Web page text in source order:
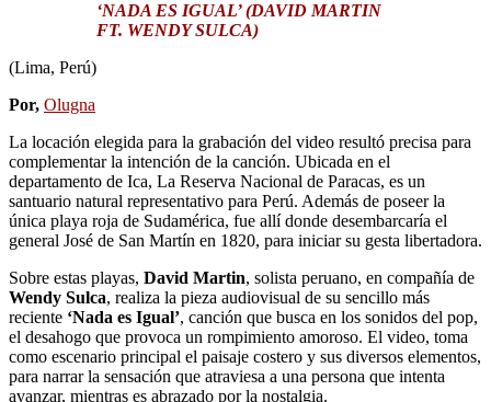
‘NADA ES IGUAL’ (DAVID MARTIN
FT. WENDY SULCA)
(Lima, Perú)
Por, Olugna
La locación elegida para la grabación del video resultó precisa para
complementar la intención de la canción. Ubicada en el
departamento de Ica, La Reserva Nacional de Paracas, es un
santuario natural representativo para Perú. Además de poseer la
única playa roja de Sudamérica, fue allí donde desembarcaría el
general José de San Martín en 1820, para iniciar su gesta libertadora.
Sobre estas playas, David Martin, solista peruano, en compañía de
Wendy Sulca, realiza la pieza audiovisual de su sencillo más
reciente ‘Nada es Igual’, canción que busca en los sonidos del pop,
el desahogo que provoca un rompimiento amoroso. El video, toma
como escenario principal el paisaje costero y sus diversos elementos,
para narrar la sensación que atraviesa a una persona que intenta
avanzar, mientras es abrazado por la nostalgia.